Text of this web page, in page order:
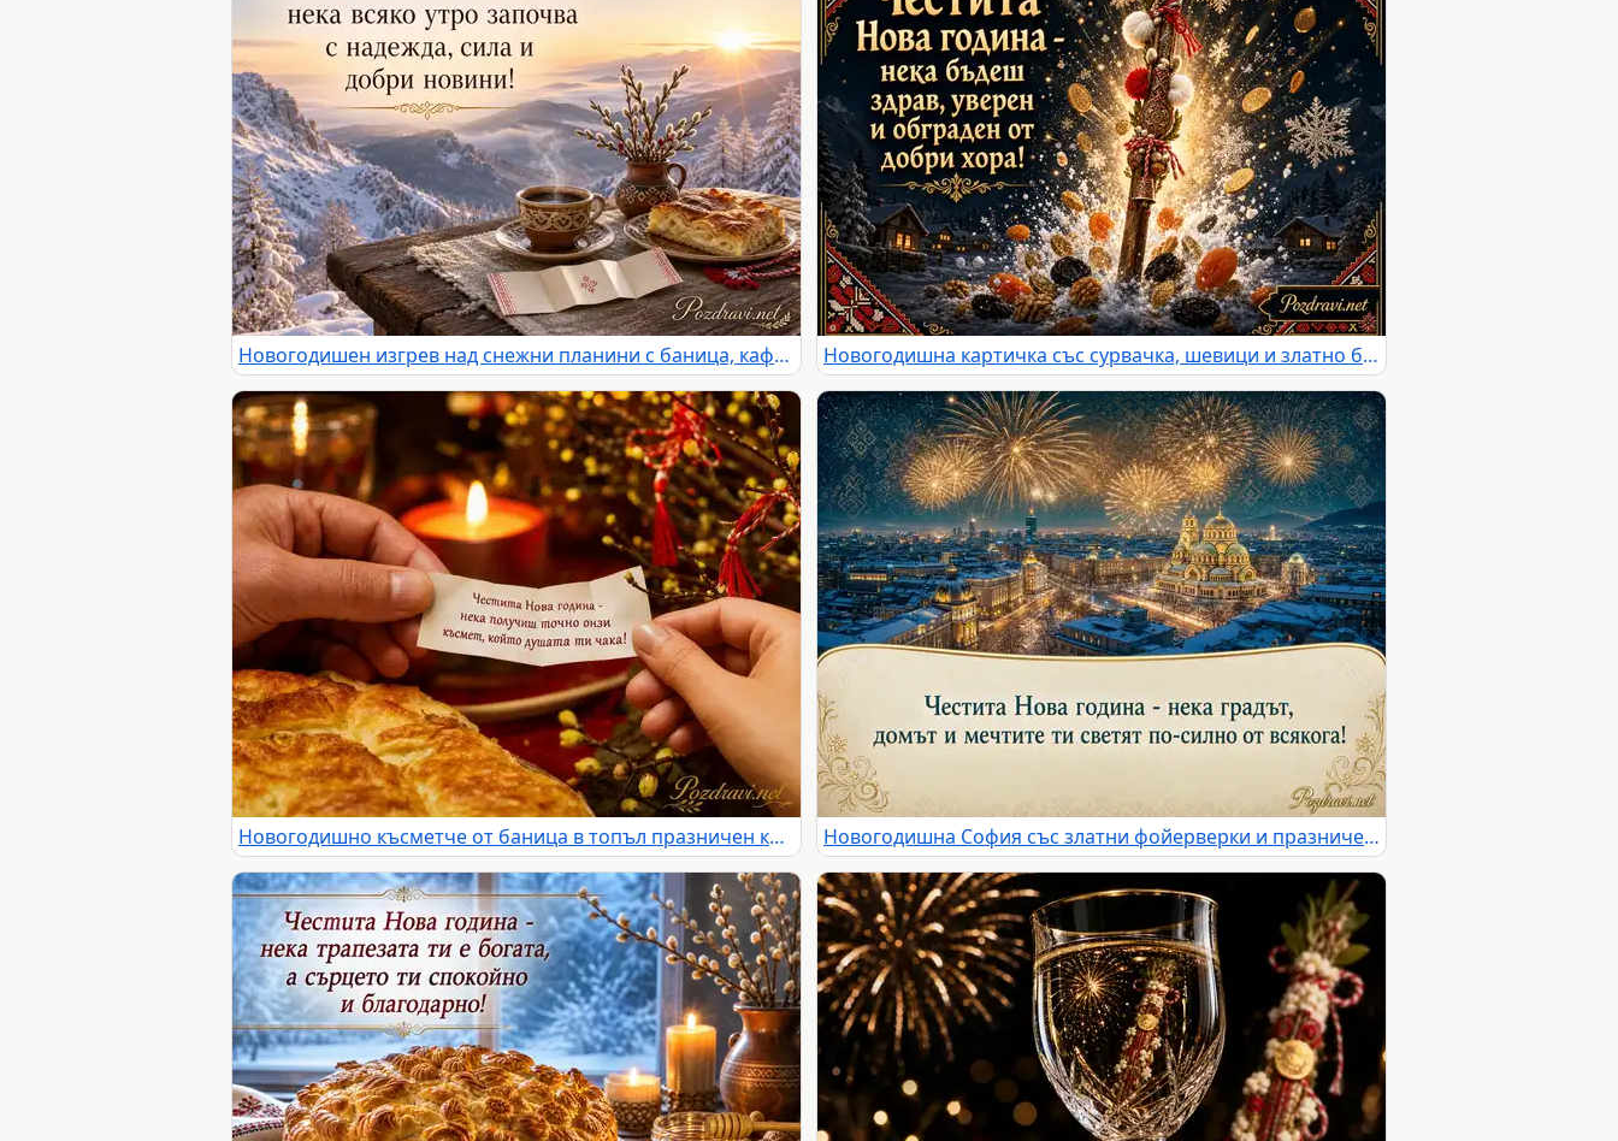
Новогодишен изгрев над снежни планини с баница, кафе и късмет Новогодишна картичка със сурвачка, шевици и златно българско наричане
Новогодишно късметче от баница в топъл празничен кадър Новогодишна София със златни фойерверки и празничен надпис